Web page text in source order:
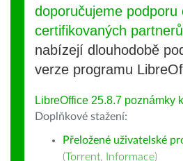
doporučujeme podporu
certifikovaných partnerů
nabízejí dlouhodobě
verze programu
LibreOffice 25.8.7 poznámky
Doplňkové stažení:
Přeložené uživatelské
(Torrent, Informace)